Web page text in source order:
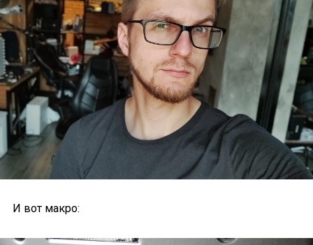
И вот макро: